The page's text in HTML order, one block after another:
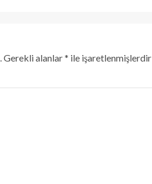
Gerekli alanlar* ile işaretlenmişlerdir